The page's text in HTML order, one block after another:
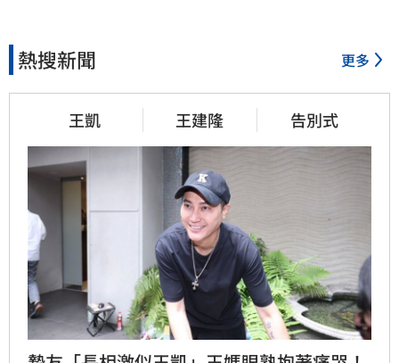
熱搜新聞 更多
王凱 王建隆 告別式